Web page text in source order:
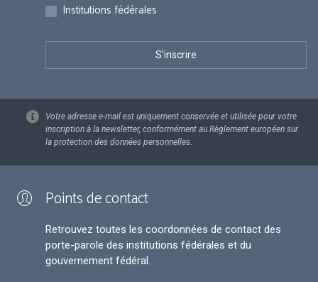
Institutions fédérales
Votre adresse e-mail est uniquement conservée et utilisée pour votre
inscription à la newsletter, conformément au Règlement européen sur
la protection des données personnelles.
Points de contact
Retrouvez toutes les coordonnées de contact des
porte-parole des institutions fédérales et du
gouvernement fédéral.